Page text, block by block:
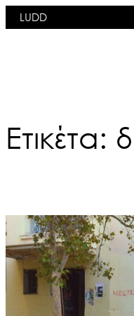
Μετάβαση
στο
LUDD
Ετικέτα: